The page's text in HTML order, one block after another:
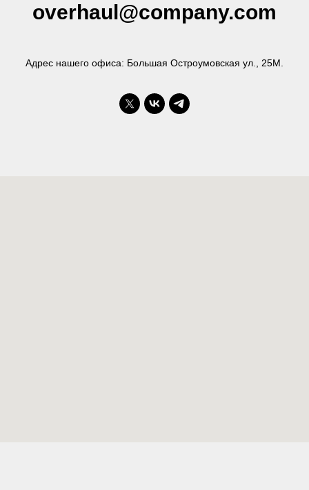
overhaul@company.com
Адрес нашего офиса: Большая Остроумовская ул., 25М.